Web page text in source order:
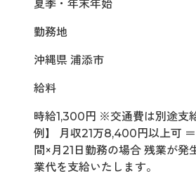
夏季・年末年始
勤務地
沖縄県 浦添市
給料
時給1,300円 ※交通費は別途支
例】 月収21万8,400円以上可
間×月21日勤務の場合 残業が発
業代を支給いたします。